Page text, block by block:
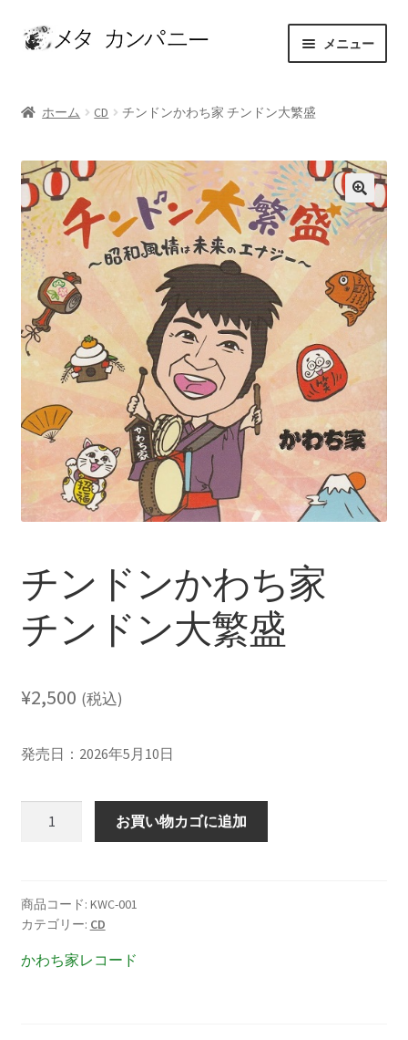
ナ
ビ
ー
ン
へ
ス
キ
ッ
プ
コ
ン
ン
ス
キ
ッ
プ
メニュー
お問い合わせ
カート
ショップ
セレクト
マイアカウント
レーベル
支払い
通販について
ホーム CD チンドンかわち家 チンドン大繁盛
チンドンかわち家
チンドン大繁盛
¥2,500 (税込)
発売日：2026年5月10日
か
わ
家
お買い物カゴに追加
商品コード: KWC-001
カテゴリー: CD
かわち家レコード